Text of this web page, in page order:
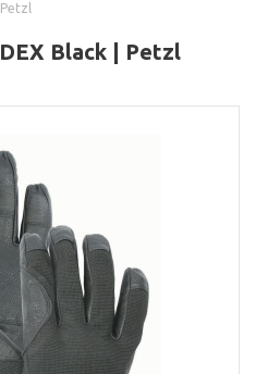
| Petzl
Black | Petzl